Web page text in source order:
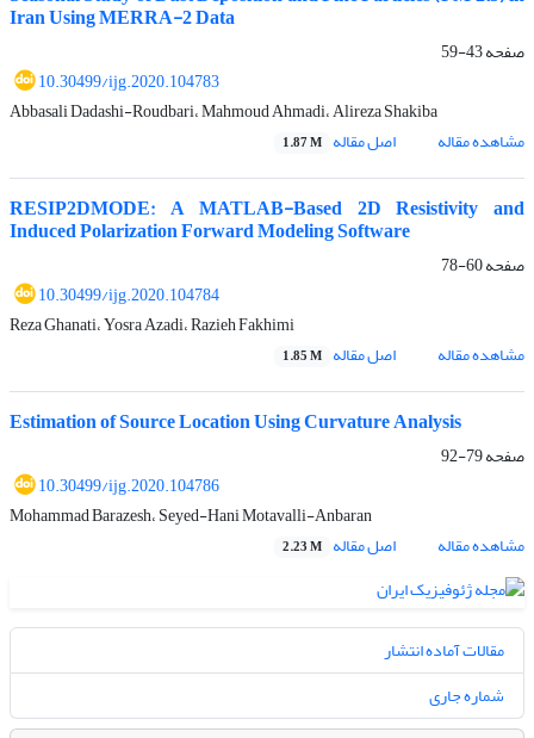
Iran Using MERRA-2 Data
صفحه43-59
10.30499/ijg.2020.104783
Abbasali Dadashi-Roudbari، Mahmoud Ahmadi، Alireza Shakiba
مشاهده مقاله
اصل مقاله 1.87 M
RESIP2DMODE: A MATLAB-Based 2D Resistivity and
Induced Polarization Forward Modeling Software
صفحه60-78
10.30499/ijg.2020.104784
Reza Ghanati، Yosra Azadi، Razieh Fakhimi
مشاهده مقاله
اصل مقاله 1.85 M
Estimation of Source Location Using Curvature Analysis
صفحه79-92
10.30499/ijg.2020.104786
Mohammad Barazesh، Seyed-Hani Motavalli-Anbaran
مشاهده مقاله
اصل مقاله 2.23 M
مقالات آماده انتشار
شماره جاری